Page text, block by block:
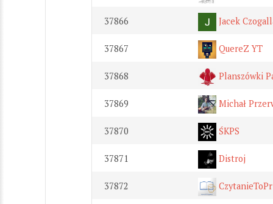
37866 Jacek
37867 QuereZ YT
37868 Planszówki
37869 Michał
37870 ŚKPS
37871 Distroj
37872